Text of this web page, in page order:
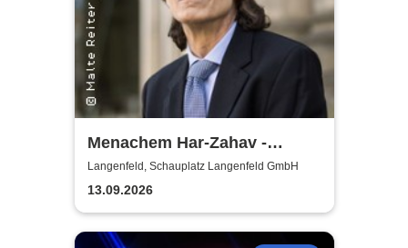
Menachem Har-Zahav -
Klassiker der romantischen
Klavierliteratur /
Meisterkonzert
Langenfeld, Schauplatz Langenfeld GmbH
13.09.2026